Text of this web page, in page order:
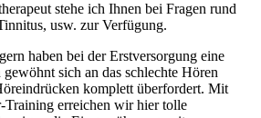
stehe ich Ihnen bei Fragen rund
usw. zur Verfügung.
haben bei der Erstversorgung eine
sich an das schlechte Hören
komplett überfordert. Mit
Training erreichen wir hier tolle